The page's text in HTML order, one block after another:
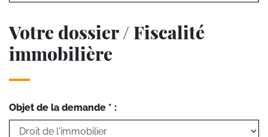
Votre dossier / Fiscalité
immobilière
Objet de la demande * :